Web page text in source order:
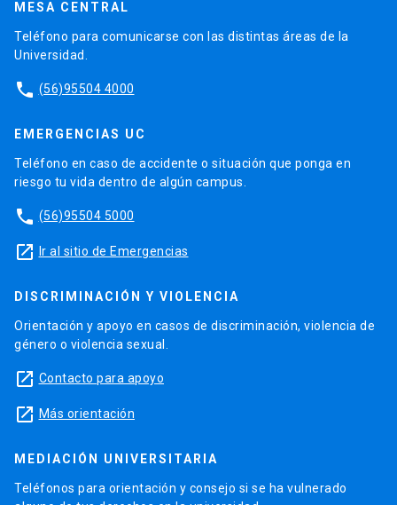
MESA CENTRAL
Teléfono para comunicarse con las distintas áreas de la
Universidad.
phone (56)95504 4000
EMERGENCIAS UC
Teléfono en caso de accidente o situación que ponga en
riesgo tu vida dentro de algún campus.
phone (56)95504 5000
launch Ir al sitio de Emergencias
DISCRIMINACIÓN Y VIOLENCIA
Orientación y apoyo en casos de discriminación, violencia de
género o violencia sexual.
launch Contacto para apoyo
launch Más orientación
MEDIACIÓN UNIVERSITARIA
Teléfonos para orientación y consejo si se ha vulnerado